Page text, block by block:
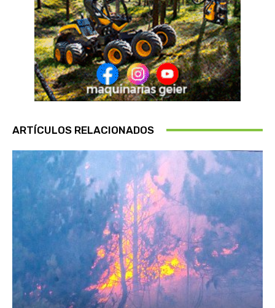
ARTÍCULOS RELACIONADOS